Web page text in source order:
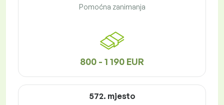
Pomoćna zanimanja
800 - 1 190 EUR
572. mjesto